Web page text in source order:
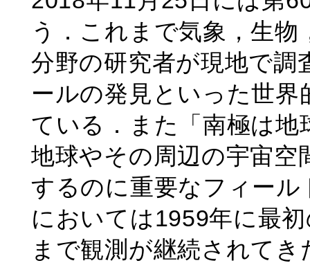
う．これまで気象，生
分野の研究者が現地で調
ールの発見といった世
ている．また「南極は
地球やその周辺の宇宙空
するのに重要なフィー
においては1959年に最
まで観測が継続されて